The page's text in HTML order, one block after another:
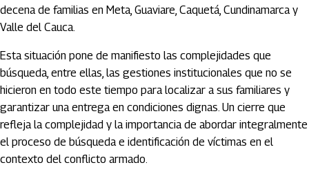
decena de familias en Meta, Guaviare, Caquetá, Cundinamarca y
Valle del Cauca.
Esta situación pone de manifiesto las complejidades que
búsqueda, entre ellas, las gestiones institucionales que no se
hicieron en todo este tiempo para localizar a sus familiares y
garantizar una entrega en condiciones dignas. Un cierre que
refleja la complejidad y la importancia de abordar integralmente
el proceso de búsqueda e identificación de víctimas en el
contexto del conflicto armado.